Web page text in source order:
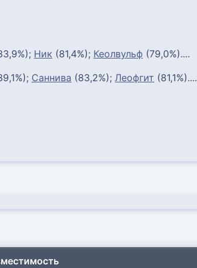
Ник (81,4%); Кеолвульф (79,0%)....
Саннива (83,2%); Леофгит (81,1%)....